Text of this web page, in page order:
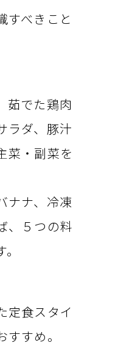
すべきこと
茹でた鶏肉
ラダ、豚汁
菜・副菜を
ナナ、冷凍
、５つの料
定食スタイ
すめ。